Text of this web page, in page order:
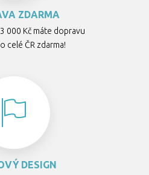
ZDARMA
000 Kč máte dopravu
celé ČR zdarma!
DESIGN